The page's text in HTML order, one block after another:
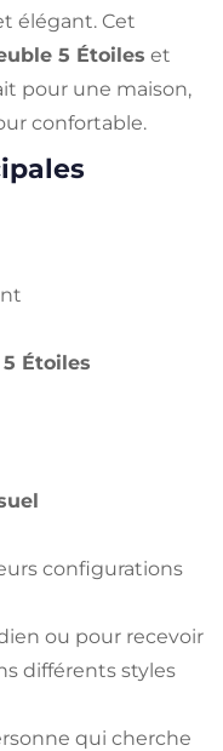
élégant. Cet
5 Étoiles et
pour une maison,
confortable.
Étoiles
configurations
ou pour recevoir
différents styles
qui cherche